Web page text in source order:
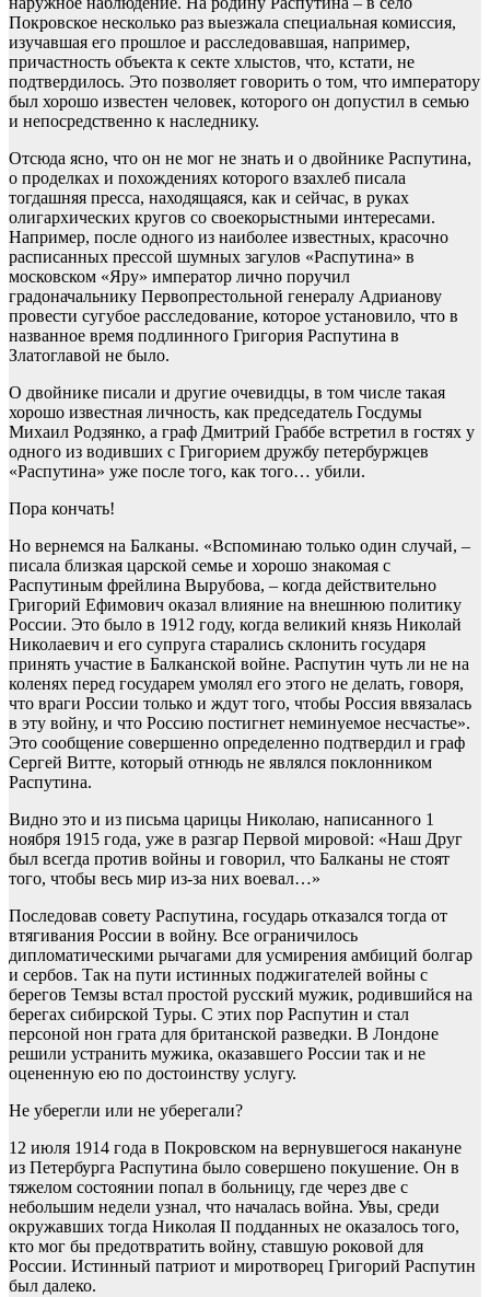
Покровское несколько раз выезжала специальная комиссия,
изучавшая его прошлое и расследовавшая, например,
причастность объекта к секте хлыстов, что, кстати, не
подтвердилось. Это позволяет говорить о том, что императору
был хорошо известен человек, которого он допустил в семью
и непосредственно к наследнику.
Отсюда ясно, что он не мог не знать и о двойнике Распутина,
о проделках и похождениях которого взахлеб писала
тогдашняя пресса, находящаяся, как и сейчас, в руках
олигархических кругов со своекорыстными интересами.
Например, после одного из наиболее известных, красочно
расписанных прессой шумных загулов «Распутина» в
московском «Яру» император лично поручил
градоначальнику Первопрестольной генералу Адрианову
провести сугубое расследование, которое установило, что в
названное время подлинного Григория Распутина в
Златоглавой не было.
О двойнике писали и другие очевидцы, в том числе такая
хорошо известная личность, как председатель Госдумы
Михаил Родзянко, а граф Дмитрий Граббе встретил в гостях у
одного из водивших с Григорием дружбу петербуржцев
«Распутина» уже после того, как того… убили.
Пора кончать!
Но вернемся на Балканы. «Вспоминаю только один случай, –
писала близкая царской семье и хорошо знакомая с
Распутиным фрейлина Вырубова, – когда действительно
Григорий Ефимович оказал влияние на внешнюю политику
России. Это было в 1912 году, когда великий князь Николай
Николаевич и его супруга старались склонить государя
принять участие в Балканской войне. Распутин чуть ли не на
коленях перед государем умолял его этого не делать, говоря,
что враги России только и ждут того, чтобы Россия ввязалась
в эту войну, и что Россию постигнет неминуемое несчастье».
Это сообщение совершенно определенно подтвердил и граф
Сергей Витте, который отнюдь не являлся поклонником
Распутина.
Видно это и из письма царицы Николаю, написанного 1
ноября 1915 года, уже в разгар Первой мировой: «Наш Друг
был всегда против войны и говорил, что Балканы не стоят
того, чтобы весь мир из-за них воевал…»
Последовав совету Распутина, государь отказался тогда от
втягивания России в войну. Все ограничилось
дипломатическими рычагами для усмирения амбиций болгар
и сербов. Так на пути истинных поджигателей войны с
берегов Темзы встал простой русский мужик, родившийся на
берегах сибирской Туры. С этих пор Распутин и стал
персоной нон грата для британской разведки. В Лондоне
решили устранить мужика, оказавшего России так и не
оцененную ею по достоинству услугу.
Не уберегли или не уберегали?
12 июля 1914 года в Покровском на вернувшегося накануне
из Петербурга Распутина было совершено покушение. Он в
тяжелом состоянии попал в больницу, где через две с
небольшим недели узнал, что началась война. Увы, среди
окружавших тогда Николая II подданных не оказалось того,
кто мог бы предотвратить войну, ставшую роковой для
России. Истинный патриот и миротворец Григорий Распутин
был далеко.